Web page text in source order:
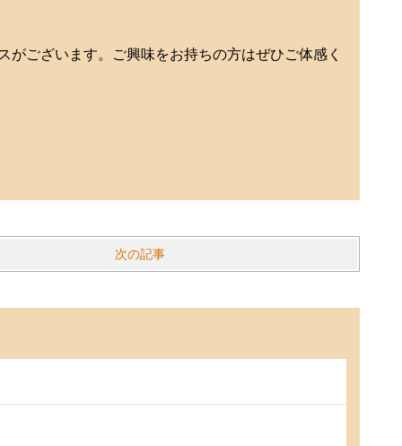
ございます。ご興味をお持ちの方はぜひご体感く
次の記事